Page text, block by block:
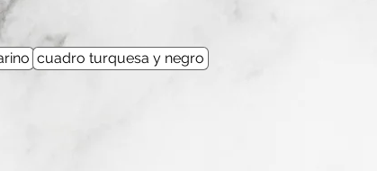
cuadro turquesa y negro